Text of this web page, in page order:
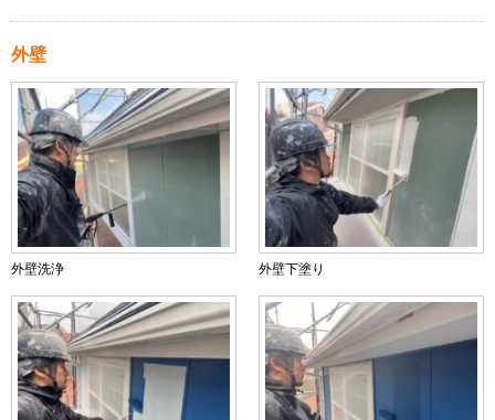
外壁
外壁洗浄 外壁下塗り